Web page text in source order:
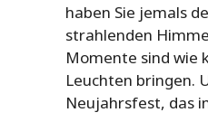
haben Sie jemals
strahlenden
Momente sind wie
Leuchten bringen.
Neujahrsfest, das